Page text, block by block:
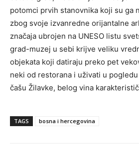
potomci prvih stanovnika koji su ga
zbog svoje izvanredne orijantalne
značaja ubrojen na UNESO listu
grad-muzej u sebi krijve veliku
objekata koji datiraju preko pet
neki od restorana i uživati u
čašu Žilavke, belog vina
TAGS bosna i hercegovina